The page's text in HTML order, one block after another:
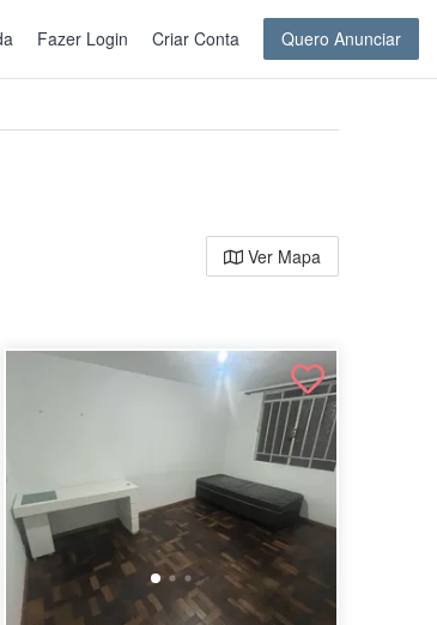
Fazer Login Criar Conta Quero Anunciar
Ver Mapa